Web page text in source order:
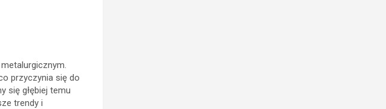
przyczynia się do
się głębiej temu
trendy i